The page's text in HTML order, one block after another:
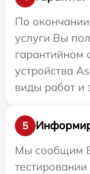
По
услуги Вы
гарантийном
устройства
виды работ и
5
Мы сообщим